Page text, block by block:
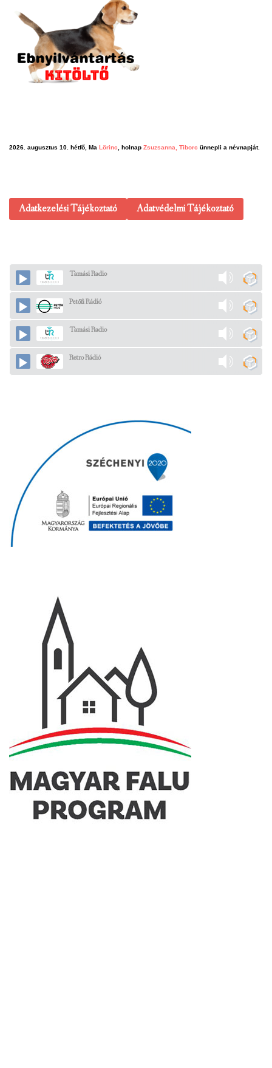
2026. augusztus 10. hétfő, Ma Lörinc, holnap Zsuzsanna, Tiborc ünnepli a névnapját.
Adatkezelési Tájékoztató Adatvédelmi Tájékoztató
Tamási Radio
Petőfi Rádió
Tamási Radio
Retro Rádió